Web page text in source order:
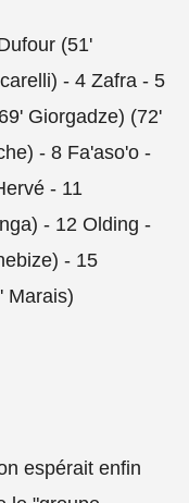
(51'
- 4 Zafra - 5
Giorgadze) (72'
- 8 Fa'aso'o -
- 11
- 12 Olding -
- 15
Marais)
espérait enfin